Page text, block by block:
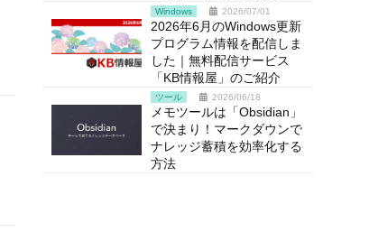
Windows 2026/07/01
2026年6月のWindows更新
プログラム情報を配信しま
した｜無料配信サービス
「KB情報屋」のご紹介
ツール 2026/06/18
メモツールは「Obsidian」
で決まり！マークダウンで
ナレッジ蓄積を効率化する
方法